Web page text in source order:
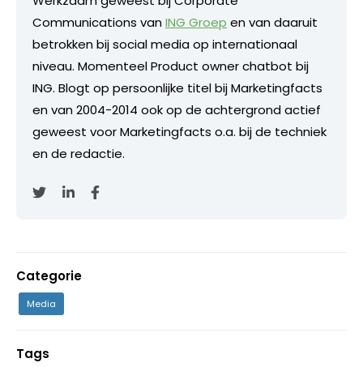
Communications vanING Groep en van daaruit
betrokken bij social media op internationaal
niveau. Momenteel Product owner chatbot bij
ING. Blogt op persoonlijke titel bij Marketingfacts
en van 2004-2014 ook op de achtergrond actief
geweest voor Marketingfacts o.a. bij de techniek
en de redactie.
Categorie
Media
Tags